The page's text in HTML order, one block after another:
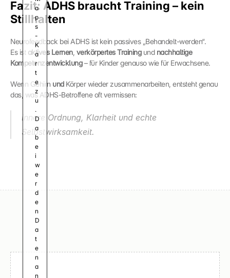
Fazit: ADHS braucht Training – kein
Stillhalten
Neurofeedback bei ADHS ist kein passives „Behandelt-werden“.
Es ist aktives Lernen, verkörpertes Training und nachhaltige
Kompetenzentwicklung – für Kinder genauso wie für Erwachsene.
Wenn Gehirn und Körper wieder zusammenarbeiten, entsteht genau
das, was ADHS-Betroffene oft vermissen:
innere Ordnung, Klarheit und echte
Selbstwirksamkeit.
a
p
s
-
K
a
r
t
e
z
u
.
D
a
b
e
i
w
e
r
d
e
n
D
a
t
e
n
a
n